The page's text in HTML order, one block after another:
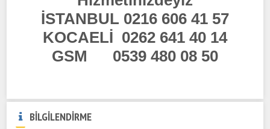
İSTANBUL 0216 606 41 57
KOCAELİ 0262 641 40 14
GSM 0539 480 08 50
BİLGİLENDİRME